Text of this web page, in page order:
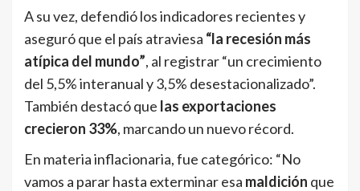
A su vez, defendió los indicadores recientes y
aseguró que el país atraviesa “la recesión más
atípica del mundo”, al registrar “un crecimiento
del 5,5% interanual y 3,5% desestacionalizado”.
También destacó que las exportaciones
crecieron 33%, marcando un nuevo récord.
En materia inflacionaria, fue categórico: “No
vamos a parar hasta exterminar esa maldición que